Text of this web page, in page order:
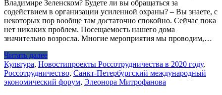
Владимире Зеленском? Будете ли вы обращаться за
содействием в организации усиленной охраны? – Вы знаете, с
некоторых пор вообще там достаточно спокойно. Сейчас пока
нет никаких проблем. Посещаемость нашего дома
значительно возросла. Многие мероприятия мы проводим,…
Читать далее
Культура, Новостипроекты Россотрудничества в 2020 году,
Россотрудничество, Санкт-Петербургский международный
экономический форум, Элеонора Митрофанова